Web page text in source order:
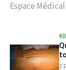
Espace